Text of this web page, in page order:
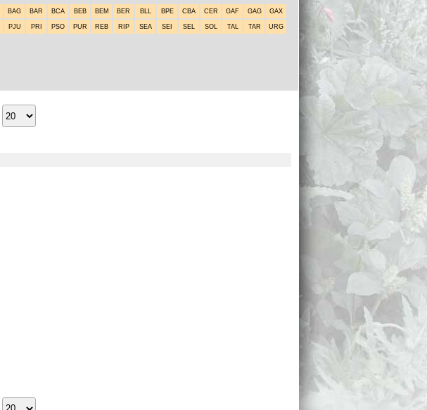
BAG BAR BCA BEB BEM BER BLL BPE CBA CER GAF GAG GAX
PJU PRI PSO PUR REB RIP SEA SEI SEL SOL TAL TAR URG